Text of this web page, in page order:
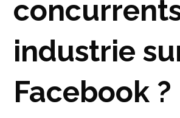
industrie
Facebook ?